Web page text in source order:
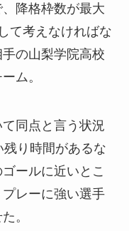
降格枠数が最大
て考えなければな
の山梨学院高校
ム。
同点と言う状況
り時間があるな
ールに近いとこ
レーに強い選手
。